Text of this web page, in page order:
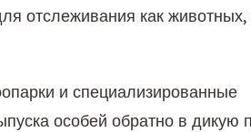
отслеживания как животных,
и специализированные
особей обратно в дикую